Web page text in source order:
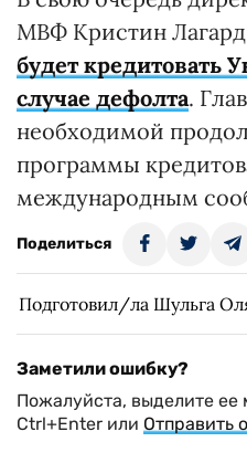
МВФ Кристин Лагард
будет кредитовать
случае дефолта.
необходимой
программы
международным
Поделиться
Подготовил/ла Шульга
Заметили ошибку?
Пожалуйста, выделите
Ctrl+Enter или Отправить